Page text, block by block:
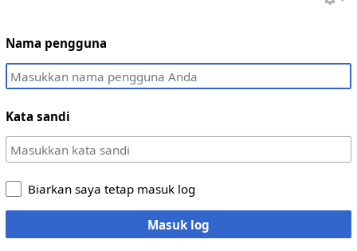
Nama pengguna
Kata sandi
Biarkan saya tetap masuk log
Masuk log